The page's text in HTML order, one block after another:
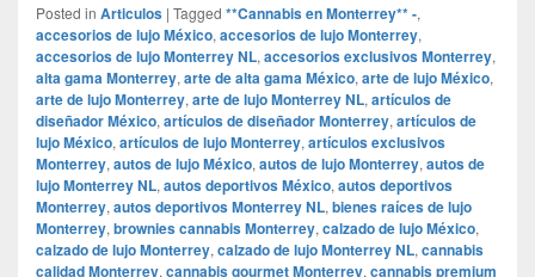
Posted in Articulos | Tagged **Cannabis en Monterrey** -,
accesorios de lujo México, accesorios de lujo Monterrey,
accesorios de lujo Monterrey NL, accesorios exclusivos Monterrey,
alta gama Monterrey, arte de alta gama México, arte de lujo México,
arte de lujo Monterrey, arte de lujo Monterrey NL, artículos de
diseñador México, artículos de diseñador Monterrey, artículos de
lujo México, artículos de lujo Monterrey, artículos exclusivos
Monterrey, autos de lujo México, autos de lujo Monterrey, autos de
lujo Monterrey NL, autos deportivos México, autos deportivos
Monterrey, autos deportivos Monterrey NL, bienes raíces de lujo
Monterrey, brownies cannabis Monterrey, calzado de lujo México,
calzado de lujo Monterrey, calzado de lujo Monterrey NL, cannabis
calidad Monterrey, cannabis gourmet Monterrey, cannabis premium